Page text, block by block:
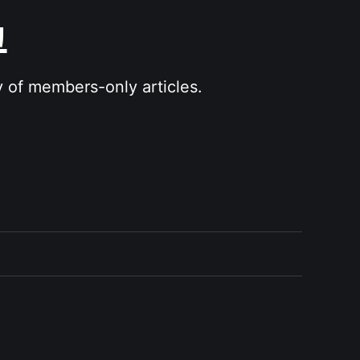
members-only articles.